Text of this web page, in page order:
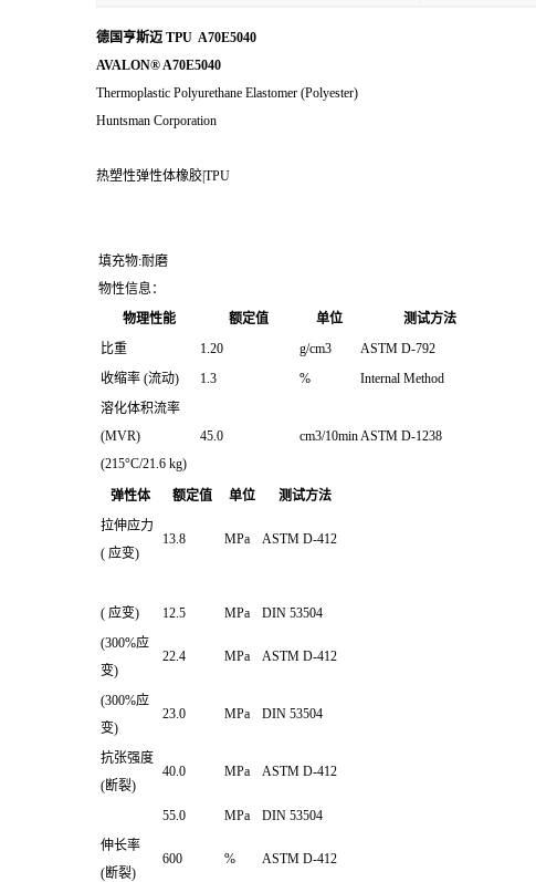
德国亨斯迈 TPU A70E5040
AVALON® A70E5040
Thermoplastic Polyurethane Elastomer (Polyester)
Huntsman Corporation
热塑性弹性体橡胶|TPU
填充物:耐磨
物性信息：
物理性能
额定值 单位
测试方法
比重
1.20 g/cm3
ASTM D-792
收缩率 (流动)
1.3 %
Internal Method
溶化体积流率
(MVR)
(215°C/21.6 kg)
45.0 cm3/10minASTM D-1238
弹性体 额定值 单位
测试方法
拉伸应力
( 应变)
13.8 MPa ASTM D-412
( 应变) 12.5 MPa
DIN 53504
(300%应
变)
22.4 MPa ASTM D-412
(300%应
变)
23.0 MPa DIN 53504
抗张强度
(断裂)
40.0 MPa ASTM D-412
55.0 MPa
DIN 53504
伸长率
(断裂)
600 % ASTM D-412